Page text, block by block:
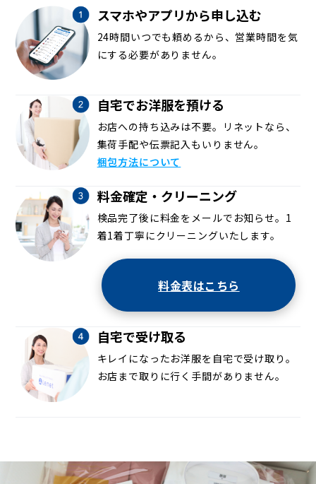
スマホやアプリから申し込む
24時間いつでも頼めるから、営業時間を気
にする必要がありません。
自宅でお洋服を預ける
お店への持ち込みは不要。リネットなら、
集荷手配や伝票記入もいりません。
梱包方法について
料金確定・クリーニング
検品完了後に料金をメールでお知らせ。1
着1着丁寧にクリーニングいたします。
料金表はこちら
自宅で受け取る
キレイになったお洋服を自宅で受け取り。
お店まで取りに行く手間がありません。